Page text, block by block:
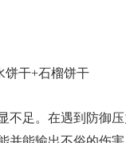
饼干+石榴饼干
不足。在遇到防御